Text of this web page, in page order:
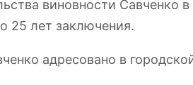
виновности Савченко
25 лет заключения.
адресовано в